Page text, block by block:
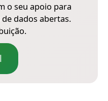
o seu apoio para
dados abertas.